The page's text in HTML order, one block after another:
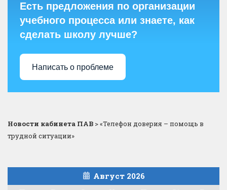
Есть предложения по организации
учебного процесса или знаете, как
сделать школу лучше?
Написать о проблеме
Новости кабинета ПАВ >«Телефон доверия – помощь в
трудной ситуации»
Август 2026